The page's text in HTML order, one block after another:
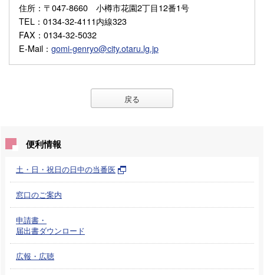
住所 ：〒047-8660 小樽市花園2丁目12番1号
TEL ：0134-32-4111内線323
FAX ：0134-32-5032
E-Mail ： gomi-genryo@city.otaru.lg.jp
戻る
便利情報
土・日・祝日の日中の当番医
窓口のご案内
申請書・
届出書ダウンロード
広報・広聴